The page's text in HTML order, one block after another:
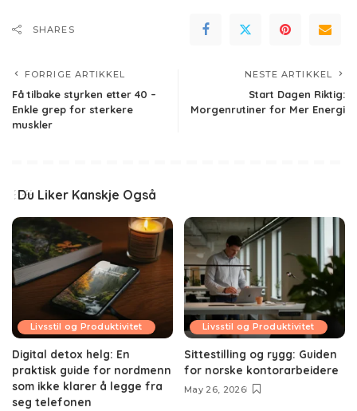
SHARES
FORRIGE ARTIKKEL
Få tilbake styrken etter 40 –
Enkle grep for sterkere
muskler
NESTE ARTIKKEL
Start Dagen Riktig:
Morgenrutiner for Mer Energi
Du Liker Kanskje Også
Livsstil og Produktivitet
Digital detox helg: En
praktisk guide for nordmenn
som ikke klarer å legge fra
seg telefonen
Livsstil og Produktivitet
Sittestilling og rygg: Guiden
for norske kontorarbeidere
May 26, 2026